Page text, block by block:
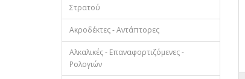
Στρατού
Ακροδέκτες - Αντάπτορες
Αλκαλικές - Επαναφορτιζόμενες -
Ρολογιών